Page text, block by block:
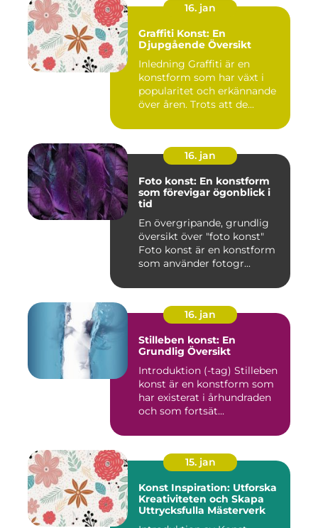
16. jan
Graffiti Konst: En
Djupgående Översikt
Inledning Graffiti är en
konstform som har växt i
popularitet och erkännande
över åren. Trots att de...
16. jan
Foto konst: En konstform
som förevigar ögonblick i
tid
En övergripande, grundlig
översikt över "foto konst"
Foto konst är en konstform
som använder fotogr...
16. jan
Stilleben konst: En
Grundlig Översikt
Introduktion (-tag) Stilleben
konst är en konstform som
har existerat i århundraden
och som fortsät...
15. jan
Konst Inspiration: Utforska
Kreativiteten och Skapa
Uttrycksfulla Mästerverk